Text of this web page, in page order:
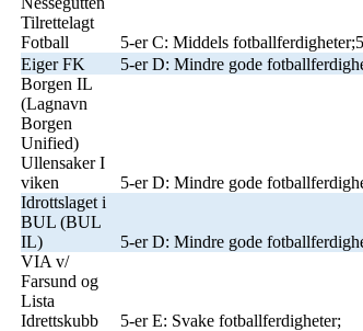
Tilrettelagt
Fotball
5-er C: Middels
Eiger FK
5-er D: Mindre gode
Borgen IL
(Lagnavn
Borgen
Unified)
Ullensaker I
viken
5-er D: Mindre gode
Idrottslaget i
BUL (BUL
IL)
5-er D: Mindre gode
VIA v/
Farsund og
Lista
Idrettskubb
5-er E: Svake fotballferdigheter;